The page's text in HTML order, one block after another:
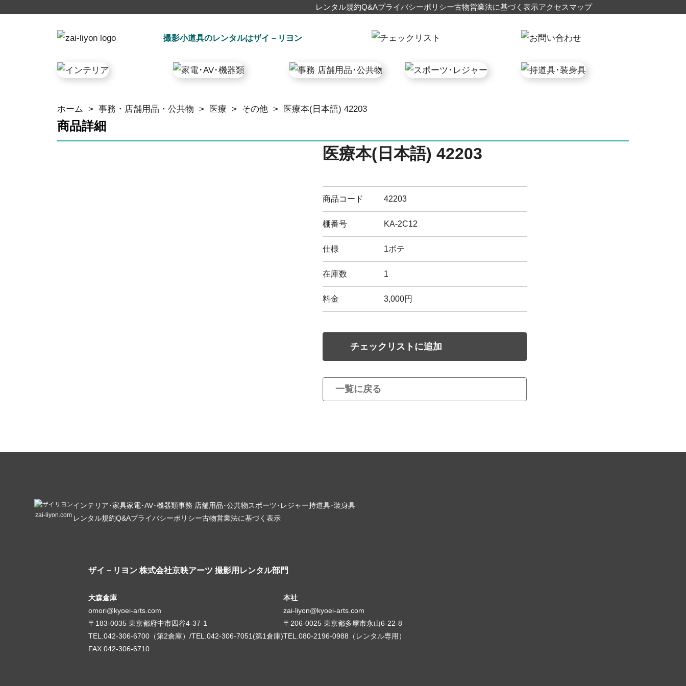
レンタル規約Q&Aプライバシーポリシー古物営業法に基づく表示アクセスマップ
撮影小道具のレンタルはザイ－リヨン
ホーム > 事務・店舗用品・公共物 > 医療 > その他 > 医療本(日本語) 42203
商品詳細
医療本(日本語) 42203
商品コード 42203
棚番号 KA-2C12
仕様 1ボテ
在庫数 1
料金 3,000円
チェックリストに追加
一覧に戻る
zai-liyon.com
インテリア･家具家電･AV･機器類事務 店舗用品･公共物スポーツ･レジャー持道具･装身具
レンタル規約Q&Aプライバシーポリシー古物営業法に基づく表示
ザイ－リヨン 株式会社京映アーツ 撮影用レンタル部門
大森倉庫
omori@kyoei-arts.com
〒183-0035 東京都府中市四谷4-37-1
TEL.042-306-6700（第2倉庫）/TEL.042-306-7051(第1倉庫)
FAX.042-306-6710
本社
zai-liyon@kyoei-arts.com
〒206-0025 東京都多摩市永山6-22-8
TEL.080-2196-0988（レンタル専用）